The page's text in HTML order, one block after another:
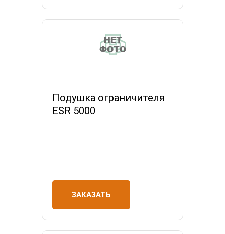
Подушка ограничителя
ESR 5000
ЗАКАЗАТЬ